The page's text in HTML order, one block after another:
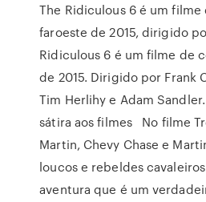
The Ridiculous 6 é um
faroeste de 2015, dirigido
Ridiculous 6 é um filme de
de 2015. Dirigido por Frank
Tim Herlihy e Adam
sátira aos filmes No filme
Martin, Chevy Chase e
loucos e rebeldes
aventura que é um